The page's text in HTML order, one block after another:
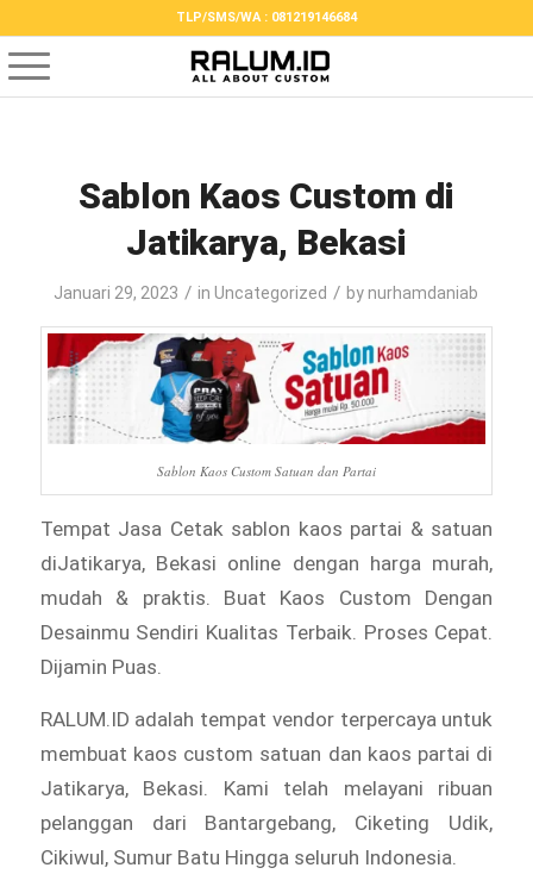
TLP/SMS/WA : 081219146684
Sablon Kaos Custom di
Jatikarya, Bekasi
Januari 29, 2023 / inUncategorized / bynurhamdaniab
Sablon Kaos Custom Satuan dan Partai
Tempat Jasa Cetak sablon kaos partai & satuan
diJatikarya, Bekasi online dengan harga murah,
mudah & praktis. Buat Kaos Custom Dengan
Desainmu Sendiri Kualitas Terbaik. Proses Cepat.
Dijamin Puas.
RALUM.ID adalah tempat vendor terpercaya untuk
membuat kaos custom satuan dan kaos partai di
Jatikarya, Bekasi. Kami telah melayani ribuan
pelanggan dari Bantargebang, Ciketing Udik,
Cikiwul, Sumur Batu Hingga seluruh Indonesia.